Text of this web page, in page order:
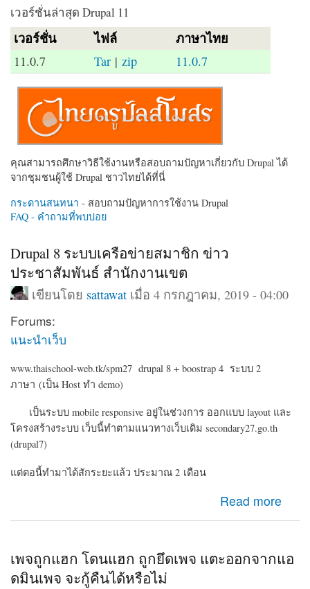
เวอร์ชั่นล่าสุด Drupal 11
เวอร์ชั่น ไฟล์ ภาษาไทย
11.0.7 Tar | zip 11.0.7
คุณสามารถศึกษาวิธีใช้งานหรือสอบถามปัญหาเกี่ยวกับ Drupal ได้
จากชุมชนผู้ใช้ Drupal ชาวไทยได้ที่นี่
กระดานสนทนา - สอบถามปัญหาการใช้งาน Drupal
FAQ - คำถามที่พบบ่อย
Drupal 8 ระบบเครือข่ายสมาชิก ข่าว
ประชาสัมพันธ์ สำนักงานเขต
เขียนโดย sattawat เมื่อ 4 กรกฎาคม, 2019 - 04:00
Forums:
แนะนำเว็บ
www.thaischool-web.tk/spm27 drupal 8 + boostrap 4 ระบบ 2
ภาษา (เป็น Host ทำ demo)
เป็นระบบ mobile responsive อยู่ในช่วงการ ออกแบบ layout และ
โครงสร้างระบบ เว็บนี้ทำตามแนวทางเว็บเดิม secondary27.go.th
(drupal7)
แต่ตอนี้ทำมาได้สักระยะแล้ว ประมาณ 2 เดือน
Read more
about Drupal 8 ระบบเครือข่ายสมาชิก ข่าวประชาสัมพันธ์
สำนักงานเขต
เพจถูกแฮก โดนแฮก ถูกยึดเพจ แตะออกจากแอ
ดมินเพจ จะกู้คืนได้หรือไม่